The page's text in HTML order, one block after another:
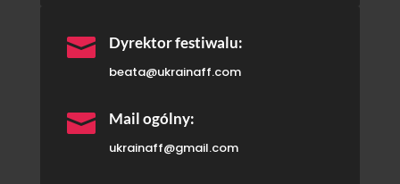
 Dyrektor festiwalu:
beata@ukrainaff.com
 Mail ogólny:
ukrainaff@gmail.com